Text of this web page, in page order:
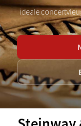
ideale